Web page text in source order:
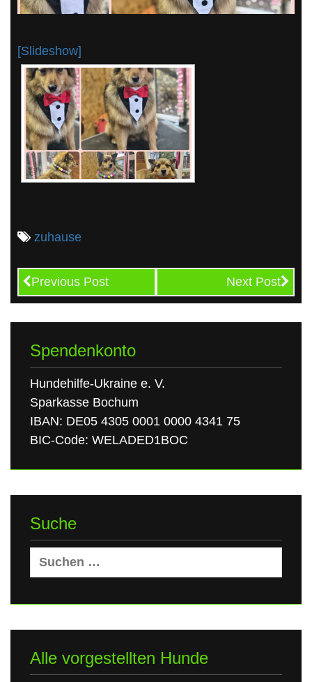
[Slideshow]
zuhause
Previous Post Next Post
Spendenkonto
Hundehilfe-Ukraine e. V.
Sparkasse Bochum
IBAN: DE05 4305 0001 0000 4341 75
BIC-Code: WELADED1BOC
Suche
Suchen
nach:
Alle vorgestellten Hunde